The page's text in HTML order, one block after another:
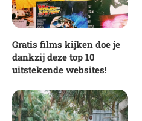
Gratis films kijken doe je
dankzij deze top 10
uitstekende websites!